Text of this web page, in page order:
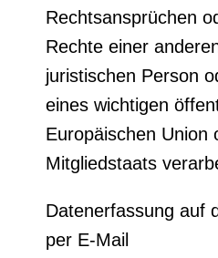
Rechtsansprüchen
Rechte einer
juristischen Person
eines wichtigen
Europäischen Union
Mitgliedstaats
Datenerfassung auf
per E-Mail